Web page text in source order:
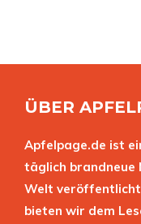
ÜBER
Apfelpage.de ist
täglich brandneue
Welt
bieten wir dem